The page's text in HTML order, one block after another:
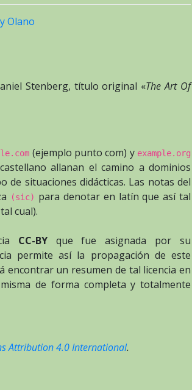
Olano
Stenberg, título original «The Art Of
(ejemplo punto com) y example.org
allanan el camino a dominios
situaciones didácticas. Las notas del
(sic) para denotar en latín que así tal
cual).
CC-BYque fue asignada por su
permite así la propagación de este
encontrar un resumen de tal licencia en
de forma completa y totalmente
Attribution 4.0 International.